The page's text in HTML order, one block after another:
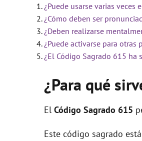
¿Puede usarse varias veces
¿Cómo deben ser
¿Deben realizarse
¿Puede activarse para otras
¿El Código Sagrado 615 ha
¿Para qué
El Código Sagrado 615
Este código sagrado